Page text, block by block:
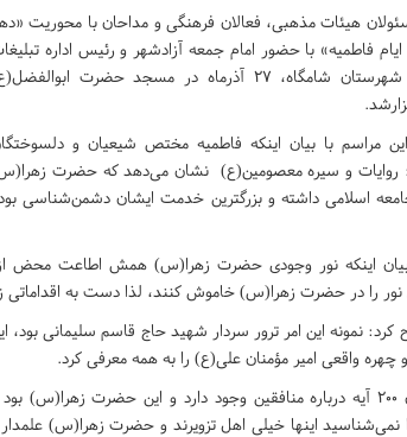
هیئات مذهبی، فعالان فرهنگی و مداحان با محوریت
فاطمیه» با حضور امام جمعه آزادشهر و رئیس اداره
اسلامی فرماندهی سپاه شهرستان شامگاه، ۲۷ آذرماه در مسجد حضرت
مراسم با بیان‌ اینکه فاطمیه مختص شیعیان و
و سیره معصومین(ع) نشان می‌دهد که حضرت
اسلامی داشته و بزرگترین خدمت ایشان دشمن‌شناسی
اینکه نور وجودی حضرت زهرا(س) همش اطاعت محض از
نور را در حضرت زهرا‌(س) خاموش‌ کنند، لذا دست به
کرد: نمونه این امر ترور سردار شهید حاج قاسم سلیمانی
واقعی امیر مؤمنان علی(ع) را به همه معرفی کرد.
وی با بیان‌ اینکه در قرآن ۲۰۰ آیه درباره منافقین وجود دارد و این
نمی‌شناسید اینها خیلی اهل تزویرند و حضرت زهرا(س)